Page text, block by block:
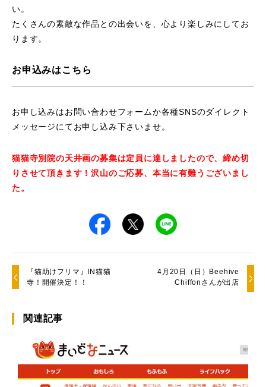
い。
たくさんの素敵な作品との出会いを、心より楽しみにしてお
ります。
お申込みはこちら
お申し込みはお問い合わせフォームか各種SNSのダイレクト
メッセージにてお申し込み下さいませ。
猫猫寺別院の天井画の募集は定員に達しましたので、締め切
りさせて頂きます！沢山のご応募、本当に有難うございまし
た。
『猫助けフリマ』IN猫猫
寺！開催決定！！
4月20日（日）Beehive
Chiffonさんが出店
関連記事